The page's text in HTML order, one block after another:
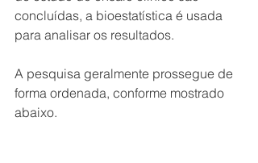
concluídas, a bioestatística é usada
para analisar os resultados.
A pesquisa geralmente prossegue de
forma ordenada, conforme mostrado
abaixo.